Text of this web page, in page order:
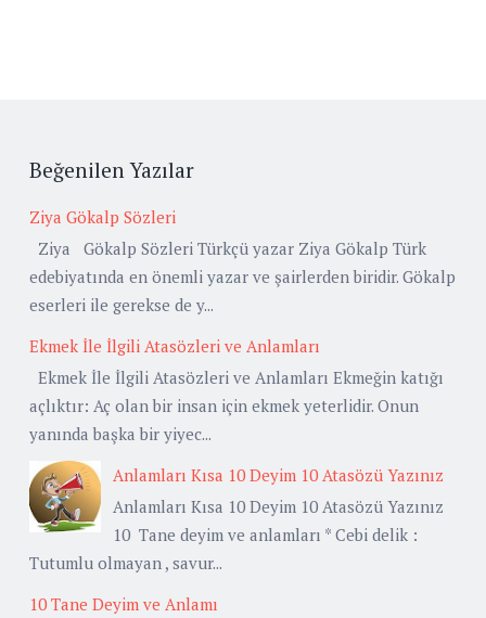
Beğenilen Yazılar
Ziya Gökalp Sözleri
Ziya Gökalp Sözleri Türkçü yazar Ziya Gökalp Türk
edebiyatında en önemli yazar ve şairlerden biridir. Gökalp
eserleri ile gerekse de y...
Ekmek İle İlgili Atasözleri ve Anlamları
Ekmek İle İlgili Atasözleri ve Anlamları Ekmeğin katığı
açlıktır: Aç olan bir insan için ekmek yeterlidir. Onun
yanında başka bir yiyec...
Anlamları Kısa 10 Deyim 10 Atasözü Yazınız
Anlamları Kısa 10 Deyim 10 Atasözü Yazınız
10 Tane deyim ve anlamları * Cebi delik :
Tutumlu olmayan , savur...
10 Tane Deyim ve Anlamı